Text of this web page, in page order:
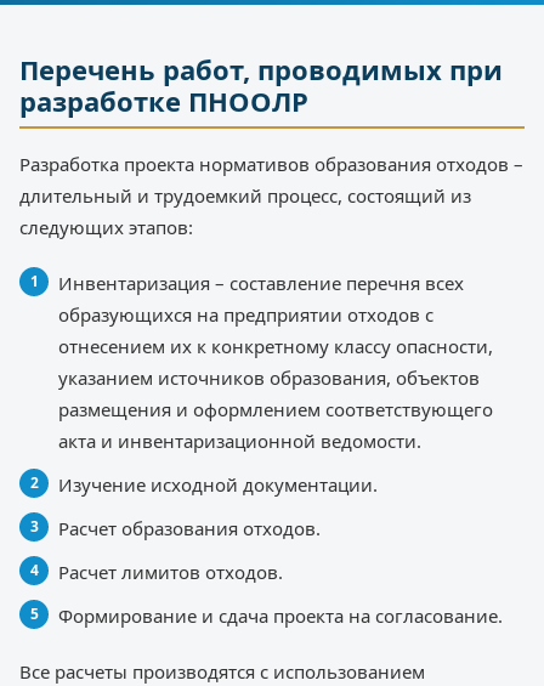
Перечень работ, проводимых при
разработке ПНООЛР
Разработка проекта нормативов образования отходов –
длительный и трудоемкий процесс, состоящий из
следующих этапов:
Инвентаризация – составление перечня всех
образующихся на предприятии отходов с
отнесением их к конкретному классу опасности,
указанием источников образования, объектов
размещения и оформлением соответствующего
акта и инвентаризационной ведомости.
Изучение исходной документации.
Расчет образования отходов.
Расчет лимитов отходов.
Формирование и сдача проекта на согласование.
Все расчеты производятся с использованием